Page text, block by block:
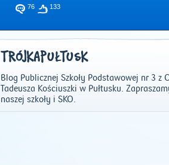
76 133
TRÓJKAPUŁTUSK
Blog Publicznej Szkoły Podstawowej nr 3 z
Tadeusza Kościuszki w Pułtusku.
naszej szkoły i SKO.